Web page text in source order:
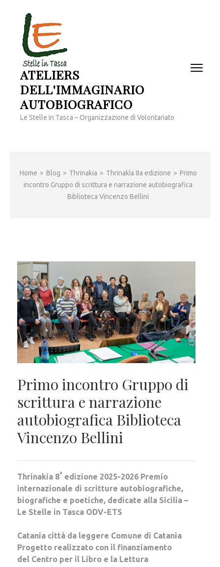
contenuto
(premi
invio)
ATELIERS
DELL'IMMAGINARIO
AUTOBIOGRAFICO
Le Stelle in Tasca – Organizzazione di Volontariato
Home > Blog > Thrinakia > Thrinakìa 8a edizione > Primo
incontro Gruppo di scrittura e narrazione autobiografica
Biblioteca Vincenzo Bellini
Primo incontro Gruppo di
scrittura e narrazione
autobiografica Biblioteca
Vincenzo Bellini
Thrinakìa 8a edizione 2025-2026 Premio
internazionale di scritture autobiografiche,
biografiche e poetiche, dedicate alla Sicilia –
Le Stelle in Tasca ODV-ETS
Catania città da leggere Comune di Catania
Progetto realizzato con il finanziamento
del Centro per il Libro e la Lettura